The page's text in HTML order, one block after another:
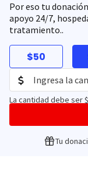
Por eso tu
apoyo 24/7,
tratamiento..
$50
La cantidad debe ser
Tu